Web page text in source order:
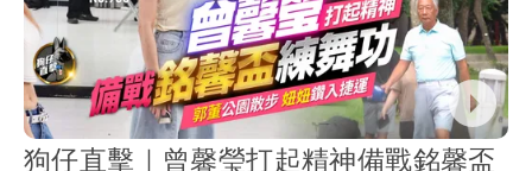
狗仔直擊｜曾馨瑩打起精神備戰銘馨盃